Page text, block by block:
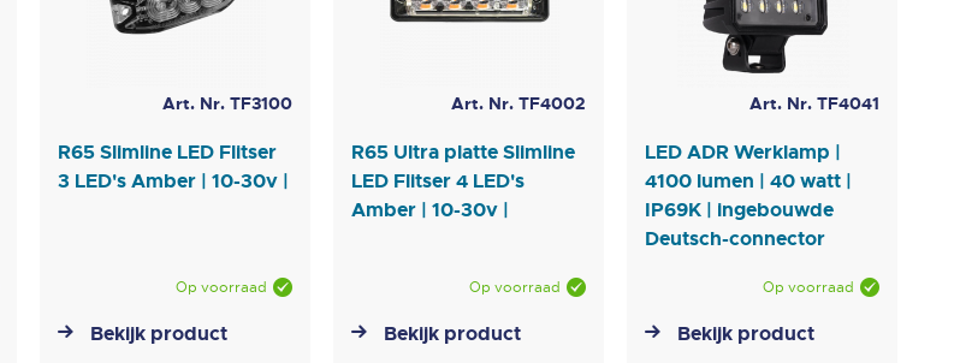
Art. Nr. TF3100
R65 Slimline LED Flitser
3 LED's Amber | 10-30v |
Op voorraad
Bekijk product
Art. Nr. TF4002
R65 Ultra platte Slimline
LED Flitser 4 LED's
Amber | 10-30v |
Op voorraad
Bekijk product
Art. Nr. TF4041
LED ADR Werklamp |
4100 lumen | 40 watt |
IP69K | ingebouwde
Deutsch-connector
Op voorraad
Bekijk product